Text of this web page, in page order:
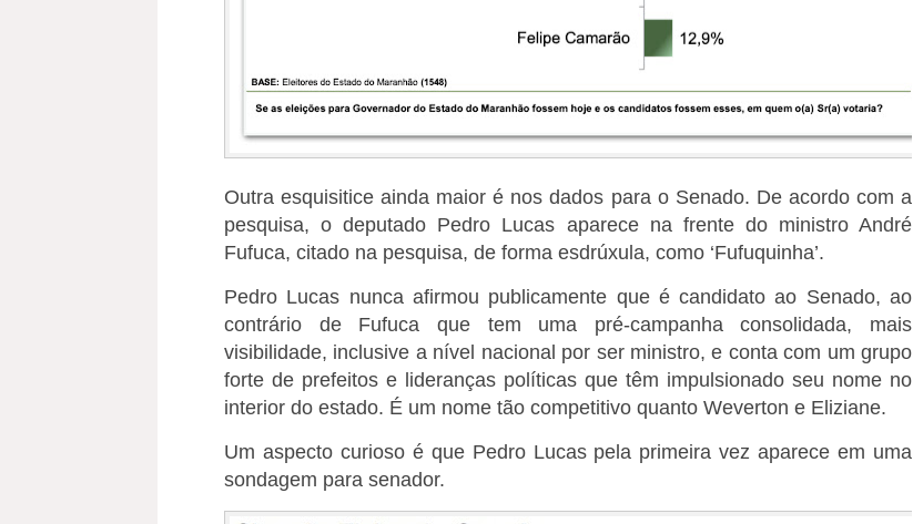
Outra esquisitice ainda maior é nos dados para o Senado. De acordo com a
pesquisa, o deputado Pedro Lucas aparece na frente do ministro André
Fufuca, citado na pesquisa, de forma esdrúxula, como ‘Fufuquinha’.
Pedro Lucas nunca afirmou publicamente que é candidato ao Senado, ao
contrário de Fufuca que tem uma pré-campanha consolidada, mais
visibilidade, inclusive a nível nacional por ser ministro, e conta com um grupo
forte de prefeitos e lideranças políticas que têm impulsionado seu nome no
interior do estado. É um nome tão competitivo quanto Weverton e Eliziane.
Um aspecto curioso é que Pedro Lucas pela primeira vez aparece em uma
sondagem para senador.